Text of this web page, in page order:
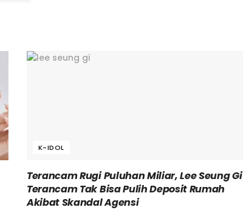
K-IDOL
Terancam Rugi Puluhan Miliar, Lee Seung Gi
Terancam Tak Bisa Pulih Deposit Rumah
Akibat Skandal Agensi